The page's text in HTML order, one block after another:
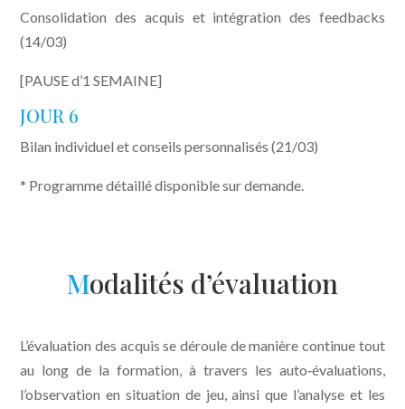
Consolidation des acquis et intégration des feedbacks
(14/03)
[PAUSE d’1 SEMAINE]
JOUR 6
Bilan individuel et conseils personnalisés (21/03)
* Programme détaillé disponible sur demande.
Modalités d’évaluation
L’évaluation des acquis se déroule de manière continue tout
au long de la formation, à travers les auto‑évaluations,
l’observation en situation de jeu, ainsi que l’analyse et les